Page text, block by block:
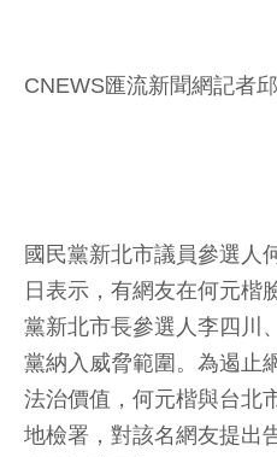
CNEWS匯流新聞網記者
國民黨新北市議員參選人
日表示，有網友在何元楷
黨新北市長參選人李四川
黨納入威脅範圍。為遏止
法治價值，何元楷與台北
地檢署，對該名網友提出